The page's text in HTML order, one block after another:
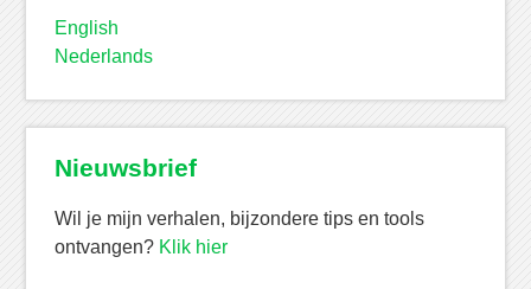
English
Nederlands
Nieuwsbrief
Wil je mijn verhalen, bijzondere tips en tools
ontvangen? Klik hier